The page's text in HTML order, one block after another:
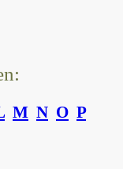
M N O P